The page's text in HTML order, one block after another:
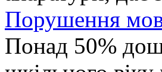
Порушення
Понад 50%